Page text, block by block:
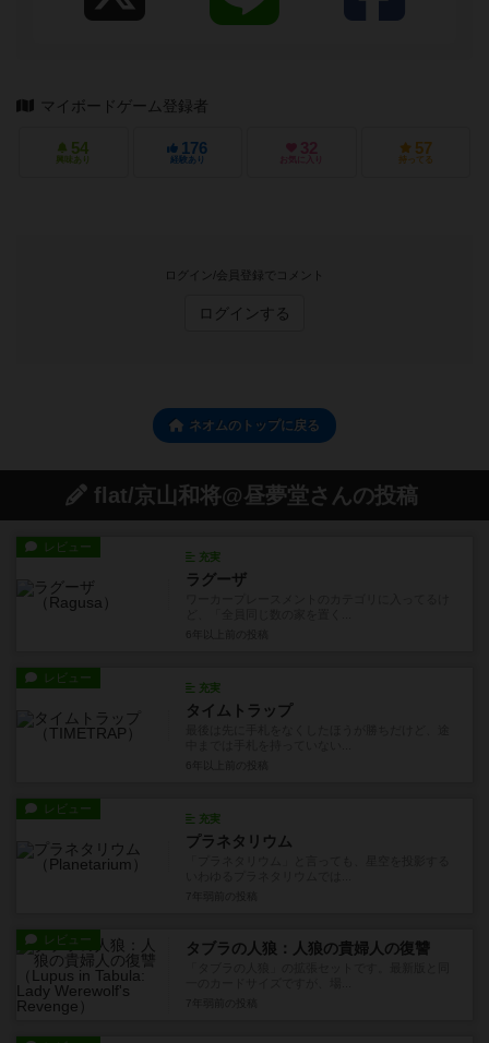
マイボードゲーム登録者
54
興味あり
176
経験あり
32
お気に入り
57
持ってる
ログイン/会員登録でコメント
ログインする
ネオムのトップに戻る
flat/京山和将@昼夢堂さんの投稿
レビュー
充実
ラグーザ
レビュー
充実
タイムトラップ
レビュー
充実
プラネタリウム
レビュー タブラの人狼：人狼の貴婦人の復讐